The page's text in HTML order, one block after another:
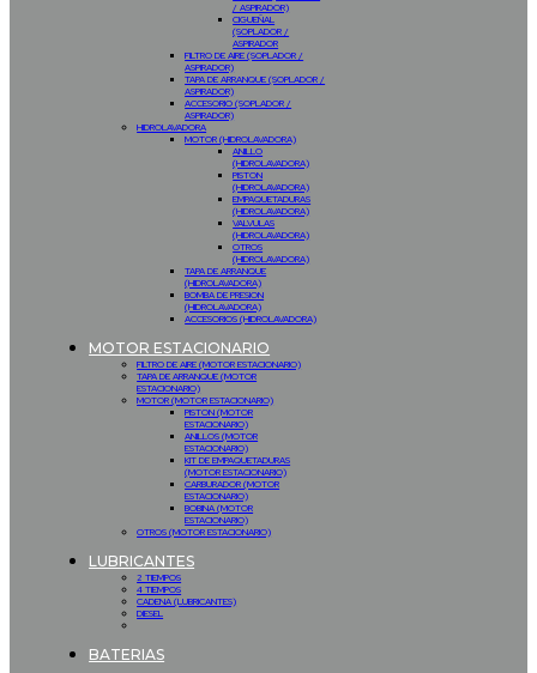
/ ASPIRADOR)
CIGUEÑAL
(SOPLADOR /
ASPIRADOR
FILTRO DE AIRE (SOPLADOR /
ASPIRADOR)
TAPA DE ARRANQUE (SOPLADOR /
ASPIRADOR)
ACCESORIO (SOPLADOR /
ASPIRADOR)
HIDROLAVADORA
MOTOR (HIDROLAVADORA)
ANILLO
(HIDROLAVADORA)
PISTON
(HIDROLAVADORA)
EMPAQUETADURAS
(HIDROLAVADORA)
VALVULAS
(HIDROLAVADORA)
OTROS
(HIDROLAVADORA)
TAPA DE ARRANQUE
(HIDROLAVADORA)
BOMBA DE PRESION
(HIDROLAVADORA)
ACCESORIOS (HIDROLAVADORA)
MOTOR ESTACIONARIO
FILTRO DE AIRE (MOTOR ESTACIONARIO)
TAPA DE ARRANQUE (MOTOR
ESTACIONARIO)
MOTOR (MOTOR ESTACIONARIO)
PISTON (MOTOR
ESTACIONARIO)
ANILLOS (MOTOR
ESTACIONARIO)
KIT DE EMPAQUETADURAS
(MOTOR ESTACIONARIO)
CARBURADOR (MOTOR
ESTACIONARIO)
BOBINA (MOTOR
ESTACIONARIO)
OTROS (MOTOR ESTACIONARIO)
LUBRICANTES
2 TIEMPOS
4 TIEMPOS
CADENA (LUBRICANTES)
DIESEL
BATERIAS